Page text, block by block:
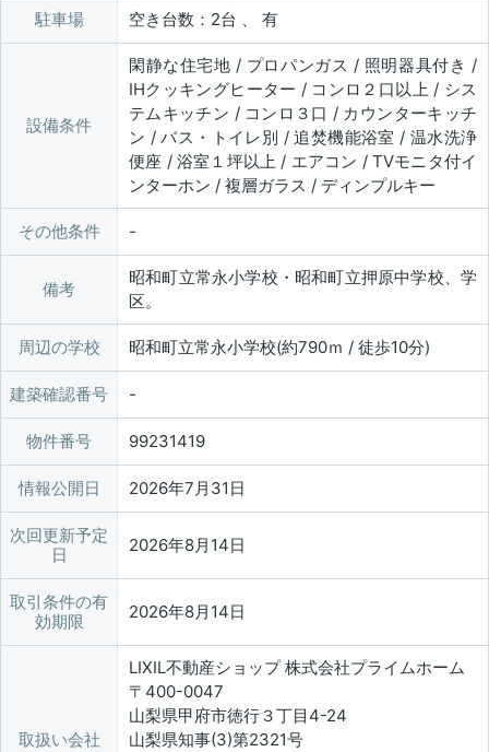
駐車場 空き台数：2台 、 有
設備条件
閑静な住宅地 / プロパンガス / 照明器具付き /
IHクッキングヒーター / コンロ２口以上 / シス
テムキッチン / コンロ３口 / カウンターキッチ
ン / バス・トイレ別 / 追焚機能浴室 / 温水洗浄
便座 / 浴室１坪以上 / エアコン / TVモニタ付イ
ンターホン / 複層ガラス / ディンプルキー
その他条件
備考
昭和町立常永小学校・昭和町立押原中学校、学
区。
周辺の学校 昭和町立常永小学校(約790ｍ / 徒歩10分)
建築確認番号
物件番号 99231419
情報公開日 2026年7月31日
次回更新予定
日
2026年8月14日
取引条件の有
効期限
2026年8月14日
取扱い会社
LIXIL不動産ショップ 株式会社プライムホーム
〒400-0047
山梨県甲府市徳行３丁目4-24
山梨県知事(3)第2321号